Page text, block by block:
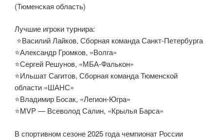
(Тюменская область)
Лучшие игроки турнира:
⭐️Василий Лайков, Сборная команда Санкт-Петербурга
⭐️Александр Громков, «Волга»
⭐️Сергей Решунов, «МБА-Фалькон»
⭐️Ильшат Сагитов, Сборная команда Тюменской
области «ШАНС»
⭐️Владимир Босак, «Легион-Югра»
⭐️MVP — Всеволод Салин, «Крылья Барса»
В спортивном сезоне 2025 года чемпионат России